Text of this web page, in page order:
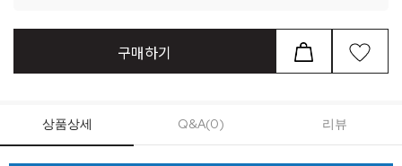
구매하기
상품상세 Q&A(0) 리뷰